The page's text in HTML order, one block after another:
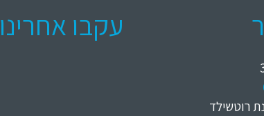
עקבו אחרינו